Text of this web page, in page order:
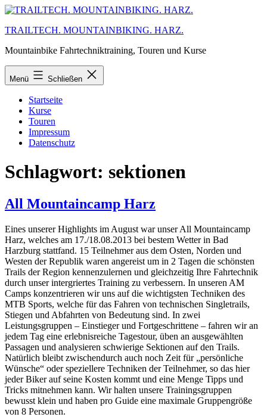
Zum
springen
TRAILTECH. MOUNTAINBIKING. HARZ.
Mountainbike Fahrtechniktraining, Touren und Kurse
Menü Schließen
Startseite
Kurse
Touren
Impressum
Datenschutz
Schlagwort: sektionen
All Mountaincamp Harz
Eines unserer Highlights im August war unser All Mountaincamp
Harz, welches am 17./18.08.2013 bei bestem Wetter in Bad
Harzburg stattfand. 15 Teilnehmer aus dem Osten, Norden und
Westen der Republik waren angereist um in 2 Tagen die schönsten
Trails der Region kennenzulernen und gleichzeitig Ihre Fahrtechnik
durch unser intergriertes Training zu verbessern. In unseren AM
Camps konzentrieren wir uns auf die wichtigsten Techniken des
MTB Sports, welche für das Fahren von technischen Singletrails,
Stiegen und Abfahrten von Bedeutung sind. In zwei
Leistungsgruppen – Einstieger und Fortgeschrittene – fahren wir an
jedem Tag eine erlebnisreiche Tagestour, üben an ausgewählten
Passagen und analysieren schwierige Sektionen auf den Trails.
Natürlich bleibt zwischendurch auch noch Zeit für „persönliche
Wünsche“ oder speziellere Techniken der Teilnehmer, so das hier
jeder Biker auf seine Kosten kommt und eine Menge Tipps und
Tricks mitnehmen kann. Wir halten unsere Trainingsgruppen
bewusst klein und haben pro Guide eine maximale Gruppengröße
von 8 Personen.